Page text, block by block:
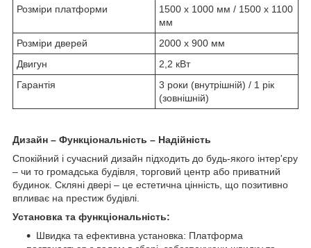
Розміри платформи
1500 х 1000 мм / 1500 х 1100
мм
Розміри дверей
2000 х 900 мм
Двигун
2,2 кВт
Гарантія
3 роки (внутрішній) / 1 рік
(зовнішній)
Дизайн – Функціональність – Надійність
Спокійний і сучасний дизайн підходить до будь-якого інтер'єру
– чи то громадська будівля, торговий центр або приватний
будинок. Скляні двері – це естетична цінність, що позитивно
впливає на престиж будівлі.
Установка та функціональність:
Швидка та ефективна установка: Платформа